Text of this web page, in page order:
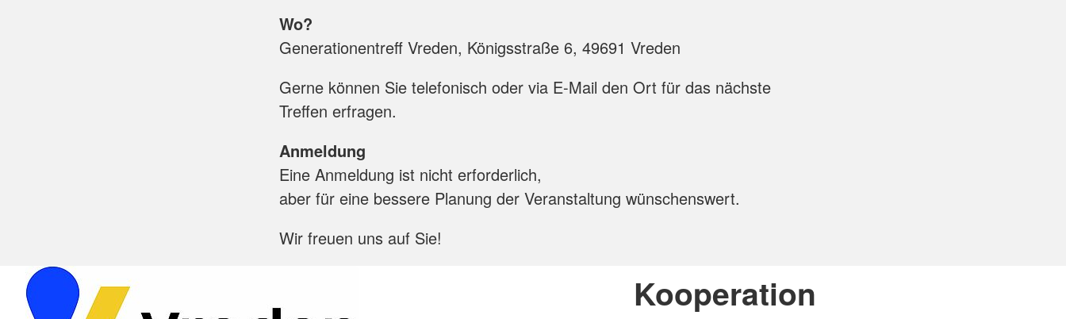
Wo?
Generationentreff Vreden, Königsstraße 6, 49691 Vreden
Gerne können Sie telefonisch oder via E-Mail den Ort für das nächste
Treffen erfragen.
Anmeldung
Eine Anmeldung ist nicht erforderlich,
aber für eine bessere Planung der Veranstaltung wünschenswert.
Wir freuen uns auf Sie!
Kooperation